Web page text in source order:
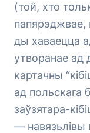
(той, хто
папярэджвае,
ды хаваецца
утворанае ад
картачны
ад польскага
заўзятара-
— навязьлівы